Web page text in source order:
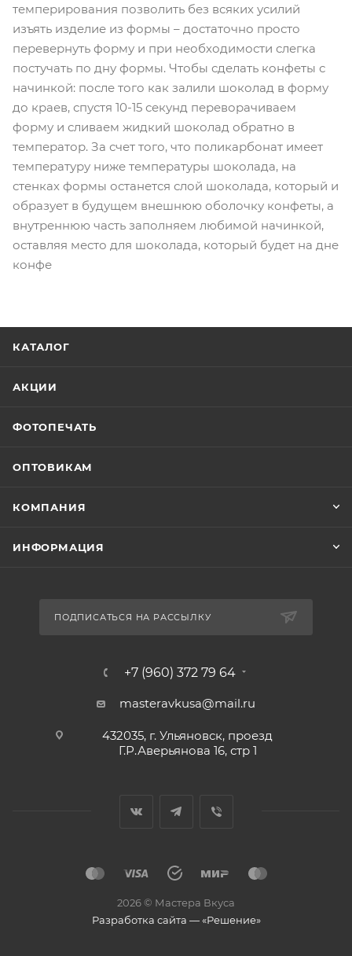
темперирования позволить без всяких усилий
изъять изделие из формы – достаточно просто
перевернуть форму и при необходимости слегка
постучать по дну формы. Чтобы сделать конфеты с
начинкой: после того как залили шоколад в форму
до краев, спустя 10-15 секунд переворачиваем
форму и сливаем жидкий шоколад обратно в
температор. За счет того, что поликарбонат имеет
температуру ниже температуры шоколада, на
стенках формы останется слой шоколада, который и
образует в будущем внешнюю оболочку конфеты, а
внутреннюю часть заполняем любимой начинкой,
оставляя место для шоколада, который будет на дне
конфе
КАТАЛОГ
АКЦИИ
ФОТОПЕЧАТЬ
ОПТОВИКАМ
КОМПАНИЯ
ИНФОРМАЦИЯ
ПОДПИСАТЬСЯ НА РАССЫЛКУ
+7 (960) 372 79 64
masteravkusa@mail.ru
432035, г. Ульяновск, проезд
Г.Р.Аверьянова 16, стр 1
2026 © Мастера Вкуса
Разработка сайта — «Решение»